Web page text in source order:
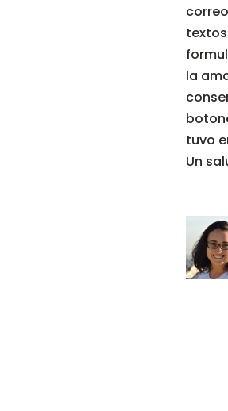
la
tuvo
Un